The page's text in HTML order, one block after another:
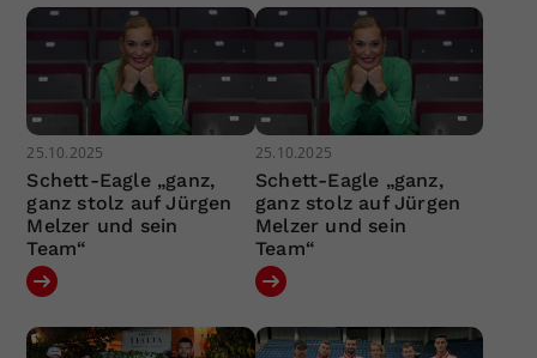
25.10.2025
Schett-Eagle „ganz,
ganz stolz auf Jürgen
Melzer und sein
Team“
25.10.2025
Schett-Eagle „ganz,
ganz stolz auf Jürgen
Melzer und sein
Team“